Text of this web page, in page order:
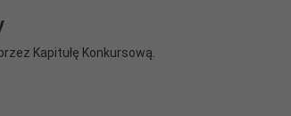
Kapitułę Konkursową.